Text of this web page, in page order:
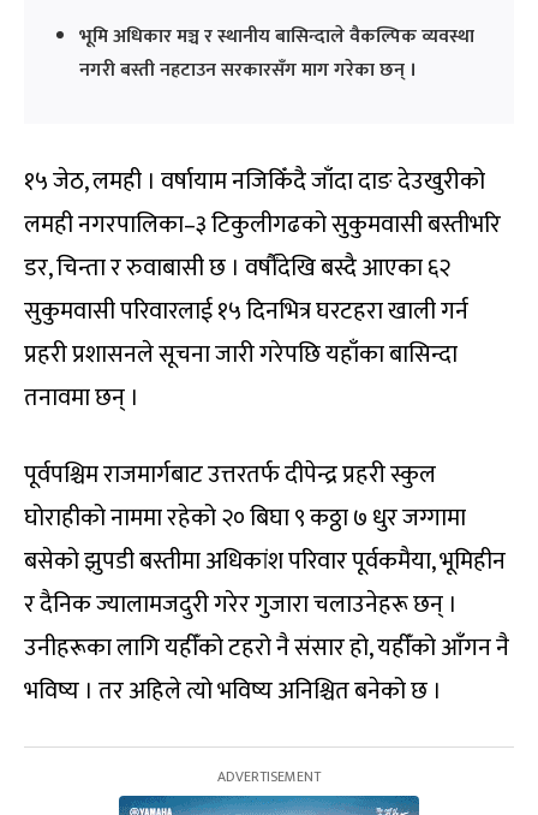
भूमि अधिकार मञ्च र स्थानीय बासिन्दाले वैकल्पिक व्यवस्था
नगरी बस्ती नहटाउन सरकारसँग माग गरेका छन् ।
१५ जेठ, लमही । वर्षायाम नजिकिँदै जाँदा दाङ देउखुरीको
लमही नगरपालिका–३ टिकुलीगढको सुकुमवासी बस्तीभरि
डर, चिन्ता र रुवाबासी छ । वर्षौंदेखि बस्दै आएका ६२
सुकुमवासी परिवारलाई १५ दिनभित्र घरटहरा खाली गर्न
प्रहरी प्रशासनले सूचना जारी गरेपछि यहाँका बासिन्दा
तनावमा छन् ।
पूर्वपश्चिम राजमार्गबाट उत्तरतर्फ दीपेन्द्र प्रहरी स्कुल
घोराहीको नाममा रहेको २० बिघा ९ कठ्ठा ७ धुर जग्गामा
बसेको झुपडी बस्तीमा अधिकांश परिवार पूर्वकमैया, भूमिहीन
र दैनिक ज्यालामजदुरी गरेर गुजारा चलाउनेहरू छन् ।
उनीहरूका लागि यहीँको टहरो नै संसार हो, यहीँको आँगन नै
भविष्य । तर अहिले त्यो भविष्य अनिश्चित बनेको छ ।